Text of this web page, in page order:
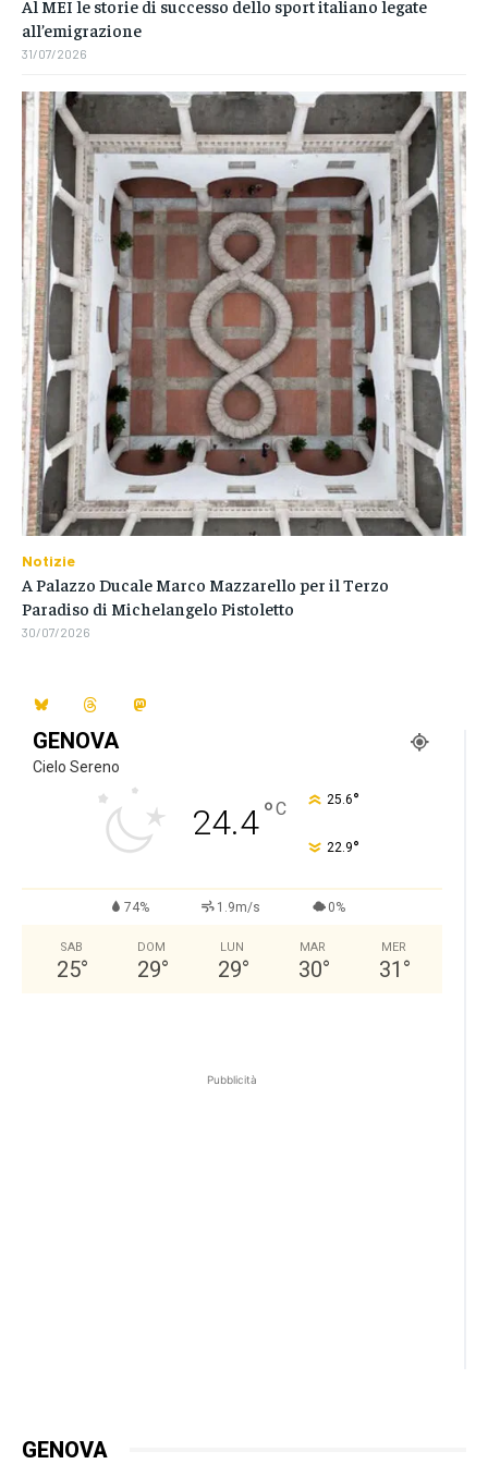
GENOVA
Cielo Sereno
24.4°C 25.6°
22.9°
74% 1.9m/s 0%
SAB
25°
DOM
29°
LUN
29°
MAR
30°
MER
31 °
Pubblicità
GENOVA
Al MEI le storie di successo dello sport italiano legate
all’emigrazione
31/07/2026
Notizie
A Palazzo Ducale Marco Mazzarello per il Terzo
Paradiso di Michelangelo Pistoletto
30/07/2026